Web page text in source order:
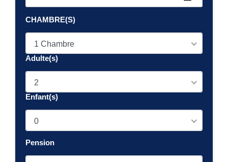
CHAMBRE(S)
1 Chambre
Adulte(s)
2
Enfant(s)
0
Pension